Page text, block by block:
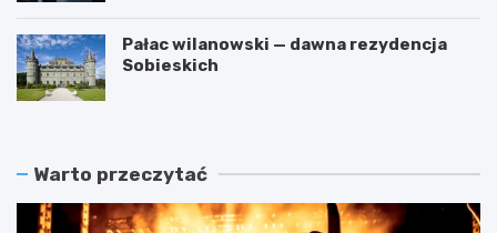
Pałac wilanowski — dawna rezydencja
Sobieskich
Warto przeczytać